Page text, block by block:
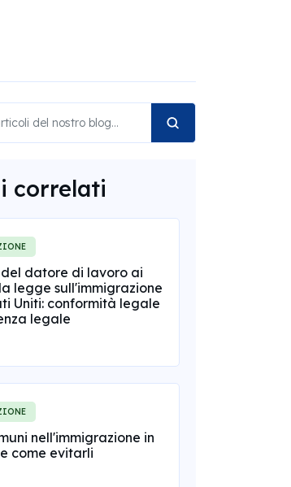
correlati
datore di lavoro ai
legge sull'immigrazione
Uniti: conformità legale
legale
nell'immigrazione in
come evitarli